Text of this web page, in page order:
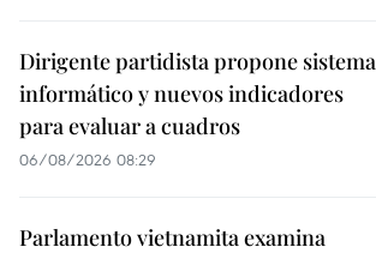
Dirigente partidista propone sistema
informático y nuevos indicadores
para evaluar a cuadros
06/08/2026 08:29
Parlamento vietnamita examina